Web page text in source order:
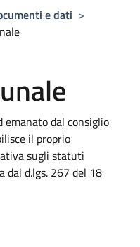
e dati >
dal consiglio
il proprio
sugli statuti
dal d.lgs. 267 del 18